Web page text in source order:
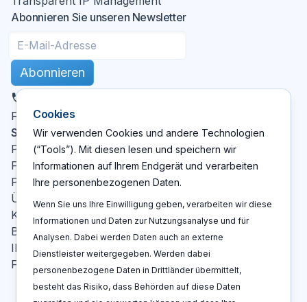
Abonnieren Sie unseren Newsletter
Abonnieren
Folgen Sie uns
Seiten
Patent Cockpit
Funktionen
Preise
Über Uns
Kontakt
Blog
IP-Glossar
FAQ
Cookies
Wir verwenden Cookies und andere Technologien
(“Tools”). Mit diesen lesen und speichern wir
Informationen auf Ihrem Endgerät und verarbeiten
Ihre personenbezogenen Daten.
Wenn Sie uns Ihre Einwilligung geben, verarbeiten wir diese
Informationen und Daten zur Nutzungsanalyse und für
Analysen. Dabei werden Daten auch an externe
Dienstleister weitergegeben. Werden dabei
personenbezogene Daten in Drittländer übermittelt,
besteht das Risiko, dass Behörden auf diese Daten